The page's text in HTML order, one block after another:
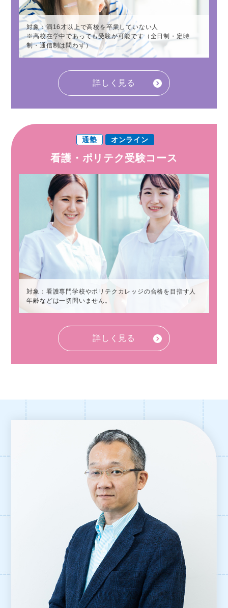
対象：満16才以上で高校を卒業していない人
※高校在学中であっても受験が可能です（全日制・定時
制・通信制は問わず）
詳しく見る
通塾 オンライン
看護・ポリテク受験コース
対象：看護専門学校やポリテクカレッジの合格を目指す人
年齢などは一切問いません。
詳しく見る